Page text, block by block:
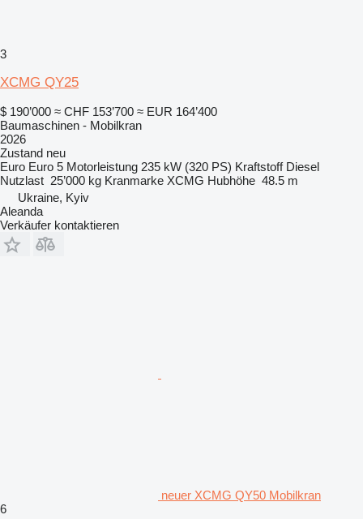
3
XCMG QY25
$ 190’000 ≈ CHF 153’700 ≈ EUR 164’400
Baumaschinen - Mobilkran
2026
Zustand neu
Euro Euro 5 Motorleistung 235 kW (320 PS) Kraftstoff Diesel
Nutzlast 25’000 kg Kranmarke XCMG Hubhöhe 48.5 m
Ukraine, Kyiv
Aleanda
Verkäufer kontaktieren
neuer XCMG QY50 Mobilkran
6